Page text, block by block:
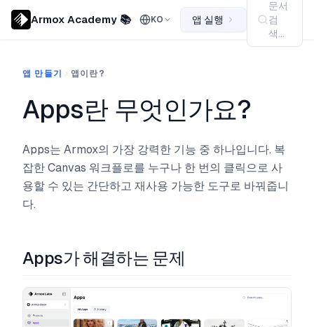
Armox Academy 📚 KO 앱 실행
문서
검
색...
앱 만들기 앱이란?
Apps란 무엇인가요?
Apps는 Armox의 가장 강력한 기능 중 하나입니다. 복
잡한 Canvas 워크플로를 누구나 한 번의 클릭으로 사
용할 수 있는 간단하고 재사용 가능한 도구로 바꿔줍니
다.
Apps가 해결하는 문제